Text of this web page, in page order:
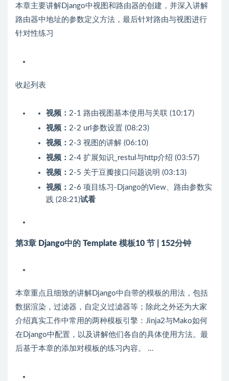
本章主要讲解Django中视图和路由器的创建，并深入讲解
路由器中地址的参数定义方法，最后针对路由与视图进行
针对性练习
收起列表
视频： 2-1 路由视图基本使用与关联 (10:17)
视频： 2-2 url参数设置 (08:23)
视频： 2-3 视图的讲解 (06:10)
视频： 2-4 扩展知识_restul与http介绍 (03:57)
视频： 2-5 关于豆瓣接口问题说明 (03:13)
视频： 2-6 项目练习-Django的View、路由参数实
践 (28:21)试看
第3章 Django中的 Template 模板10 节 | 152分钟
本章重点且细致的讲解Django中自带的模板的用法，包括
数据渲染，过滤器，自定义过滤器等；除此之外还为大家
介绍真实工作中常用的两种模板引擎：Jinja2与Mako如何
在Django中配置，以及讲解他们各自的具体使用方法。最
后基于本章的添加对模板的练习内容。 …